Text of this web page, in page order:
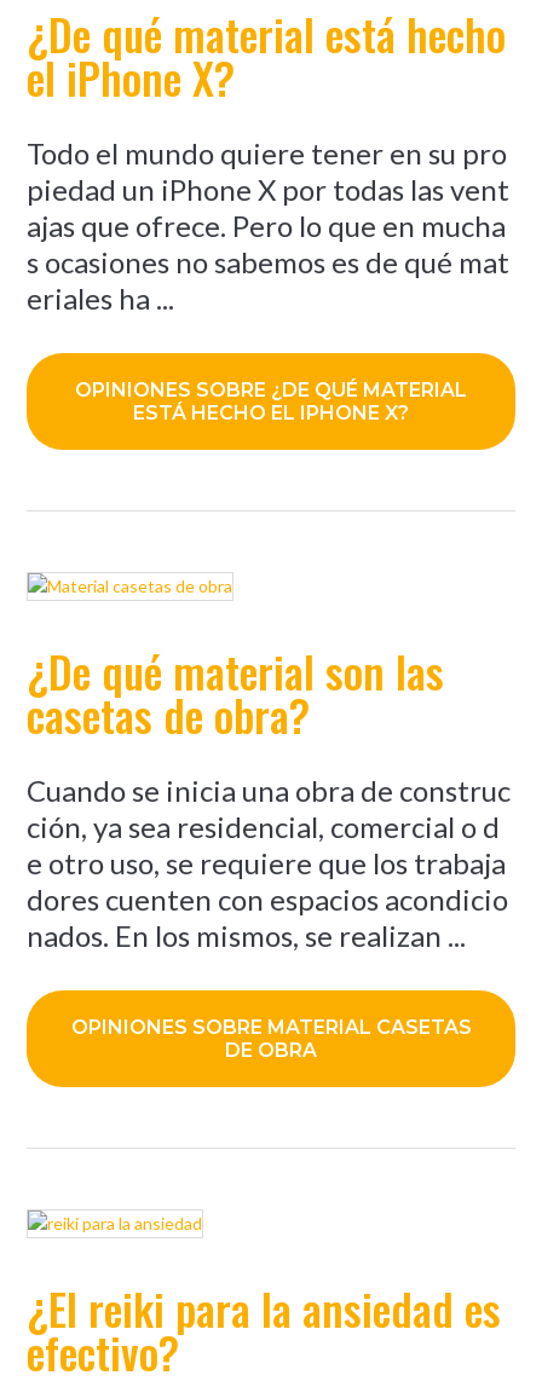
¿De qué material está hecho
el iPhone X?
Todo el mundo quiere tener en su pro
piedad un iPhone X por todas las vent
ajas que ofrece. Pero lo que en mucha
s ocasiones no sabemos es de qué mat
eriales ha ...
OPINIONES SOBRE ¿DE QUÉ MATERIAL
ESTÁ HECHO EL IPHONE X?
¿De qué material son las
casetas de obra?
Cuando se inicia una obra de construc
ción, ya sea residencial, comercial o d
e otro uso, se requiere que los trabaja
dores cuenten con espacios acondicio
nados. En los mismos, se realizan ...
OPINIONES SOBRE MATERIAL CASETAS
DE OBRA
¿El reiki para la ansiedad es
efectivo?